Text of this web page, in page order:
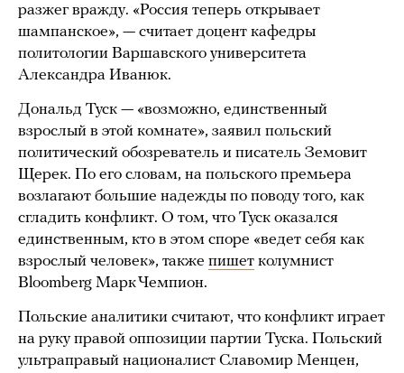
разжег вражду. «Россия теперь открывает
шампанское», — считает доцент кафедры
политологии Варшавского университета
Александра Иванюк.
Дональд Туск — «возможно, единственный
взрослый в этой комнате», заявил польский
политический обозреватель и писатель Земовит
Щерек. По его словам, на польского премьера
возлагают большие надежды по поводу того, как
сгладить конфликт. О том, что Туск оказался
единственным, кто в этом споре «ведет себя как
взрослый человек», также пишет колумнист
Bloomberg Марк Чемпион.
Польские аналитики считают, что конфликт играет
на руку правой оппозиции партии Туска. Польский
ультраправый националист Славомир Менцен,